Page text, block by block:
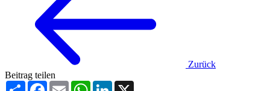
Zurück
Beitrag teilen
Teilen Facebook
Email WhatsApp
LinkedIn